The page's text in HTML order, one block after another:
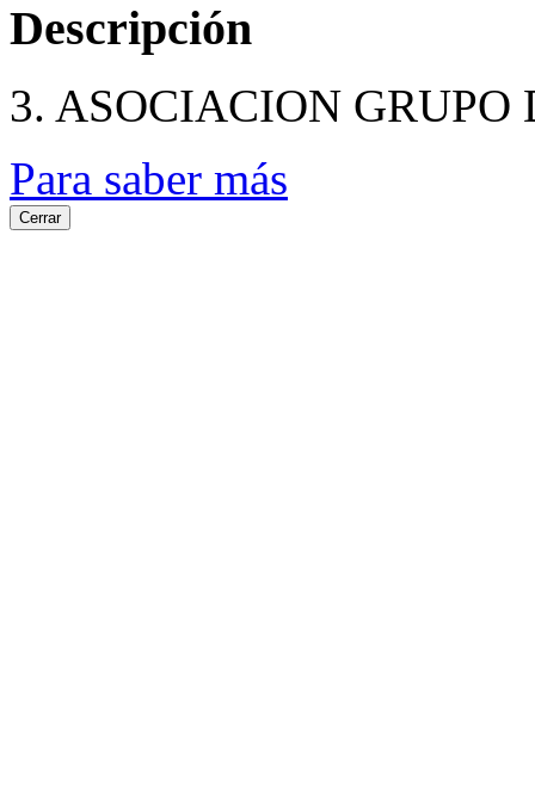
Descripción
3. ASOCIACION
Para saber más
Cerrar